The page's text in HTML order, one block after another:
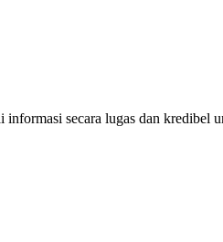
secara lugas dan kredibel